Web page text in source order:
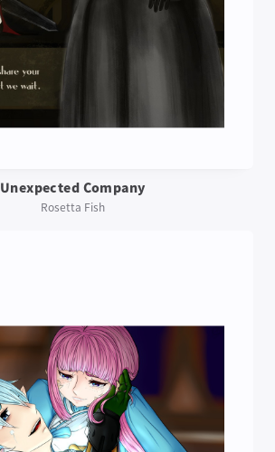
Unexpected Company
Rosetta Fish